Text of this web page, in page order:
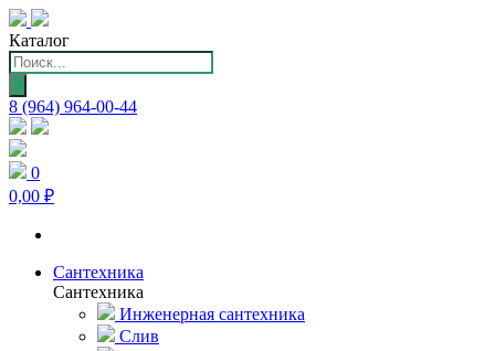
Каталог
Поиск
товаров
8 (964) 964-00-44
0
0,00 ₽
Сантехника
Сантехника
Инженерная сантехника
Слив